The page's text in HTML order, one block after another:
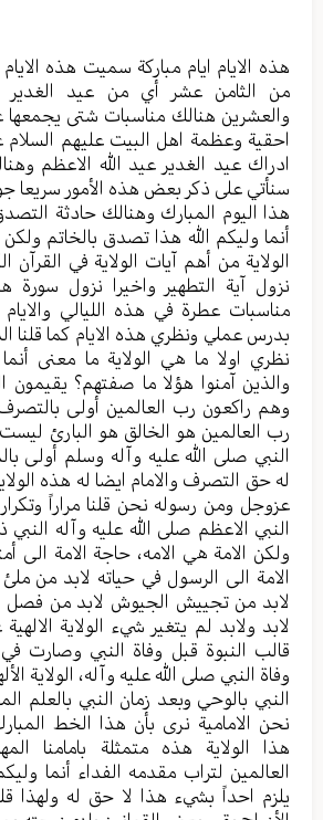
هذه الايام ايام مباركة سميت هذه
من الثامن عشر أي من عيد الغدير
والعشرين هنالك مناسبات شتى يجمعها
احقية وعظمة اهل البيت عليهم السلام
ادراك عيد الغدير عيد الله الاعظم
سنأتي على ذكر بعض هذه الأمور سريعا
هذا اليوم المبارك وهنالك حادثة
أنما وليكم الله هذا تصدق بالخاتم
الولاية من أهم آيات الولاية في القرآن
نزول آية التطهير واخيرا نزول سورة
مناسبات عطرة في هذه الليالي
بدرس عملي ونظري هذه الايام كما
نظري اولا ما هي الولاية ما معنى
والذين آمنوا هؤلا ما صفتهم؟ يقيمون
وهم راكعون رب العالمين أولى
رب العالمين هو الخالق هو البارئ
النبي صلى الله عليه وآله وسلم أولى
له حق التصرف والامام ايضا له هذه
عزوجل ومن رسوله نحن قلنا مراراً
النبي الاعظم صلى الله عليه وآله
ولكن الامة هي الامه، حاجة الامة الى
الامة الى الرسول في حياته لابد من ملئ
لابد من تجييش الجيوش لابد من فصل
لابد ولابد لم يتغير شيء الولاية
قالب النبوة قبل وفاة النبي وصارت
وفاة النبي صلى الله عليه وآله، الولاية
النبي بالوحي وبعد زمان النبي بالعلم
نحن الامامية نرى بأن هذا الخط
هذا الولاية هذه متمثلة بامامنا
العالمين لتراب مقدمه الفداء أنما
يلزم احداً بشيء هذا لا حق له ولهذا